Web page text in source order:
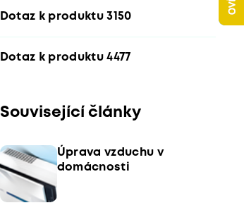
Dotaz k produktu 3150
Dotaz k produktu 4477
Související články
Úprava vzduchu v
domácnosti